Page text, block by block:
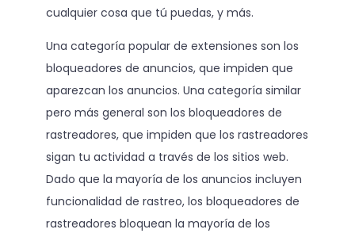
cualquier cosa que tú puedas, y más.
Una categoría popular de extensiones son los
bloqueadores de anuncios, que impiden que
aparezcan los anuncios. Una categoría similar
pero más general son los bloqueadores de
rastreadores, que impiden que los rastreadores
sigan tu actividad a través de los sitios web.
Dado que la mayoría de los anuncios incluyen
funcionalidad de rastreo, los bloqueadores de
rastreadores bloquean la mayoría de los